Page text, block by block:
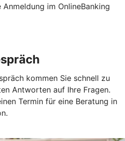
im OnlineBanking
kommen Sie schnell zu
Antworten auf Ihre Fragen.
Termin für eine Beratung in